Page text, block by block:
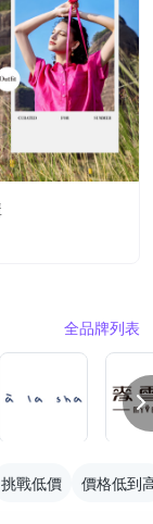
全品牌列表
挑戰低價 價格低到